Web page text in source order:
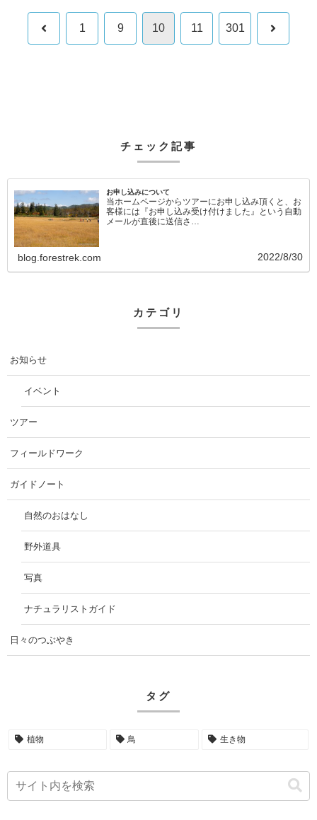
前 1 9 10 11 301 次
チェック記事
お申し込みについて
当ホームページからツアーにお申し込み頂くと、お
客様には『お申し込み受け付けました』という自動
メールが直後に送信さ…
blog.forestrek.com 2022/8/30
カテゴリ
お知らせ
イベント
ツアー
フィールドワーク
ガイドノート
自然のおはなし
野外道具
写真
ナチュラリストガイド
日々のつぶやき
タグ
植物 鳥 生き物